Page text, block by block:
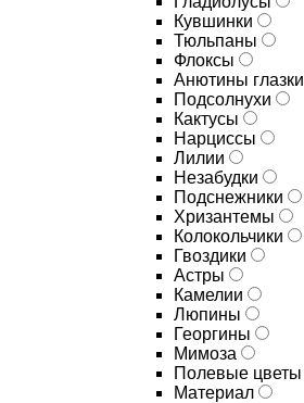
Кувшинки
Тюльпаны
Флоксы
Анютины глазки
Подсолнухи
Кактусы
Нарциссы
Лилии
Незабудки
Подснежники
Хризантемы
Колокольчики
Гвоздики
Астры
Камелии
Люпины
Георгины
Мимоза
Полевые цветы
Материал